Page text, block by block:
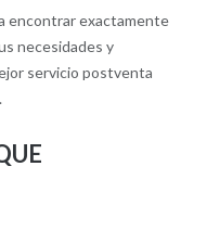
encontrar exactamente
necesidades y
servicio postventa